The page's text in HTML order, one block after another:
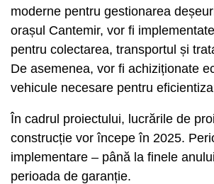
moderne pentru gestionarea
orașul Cantemir, vor fi
pentru colectarea, transportul și
De asemenea, vor fi achiziționate
vehicule necesare pentru
În cadrul proiectului, lucrările de
construcție vor începe în 2025.
implementare – până la finele
perioada de garanție.